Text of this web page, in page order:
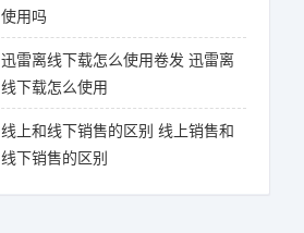
使用吗
迅雷离线下载怎么使用卷发 迅雷离
线下载怎么使用
线上和线下销售的区别 线上销售和
线下销售的区别